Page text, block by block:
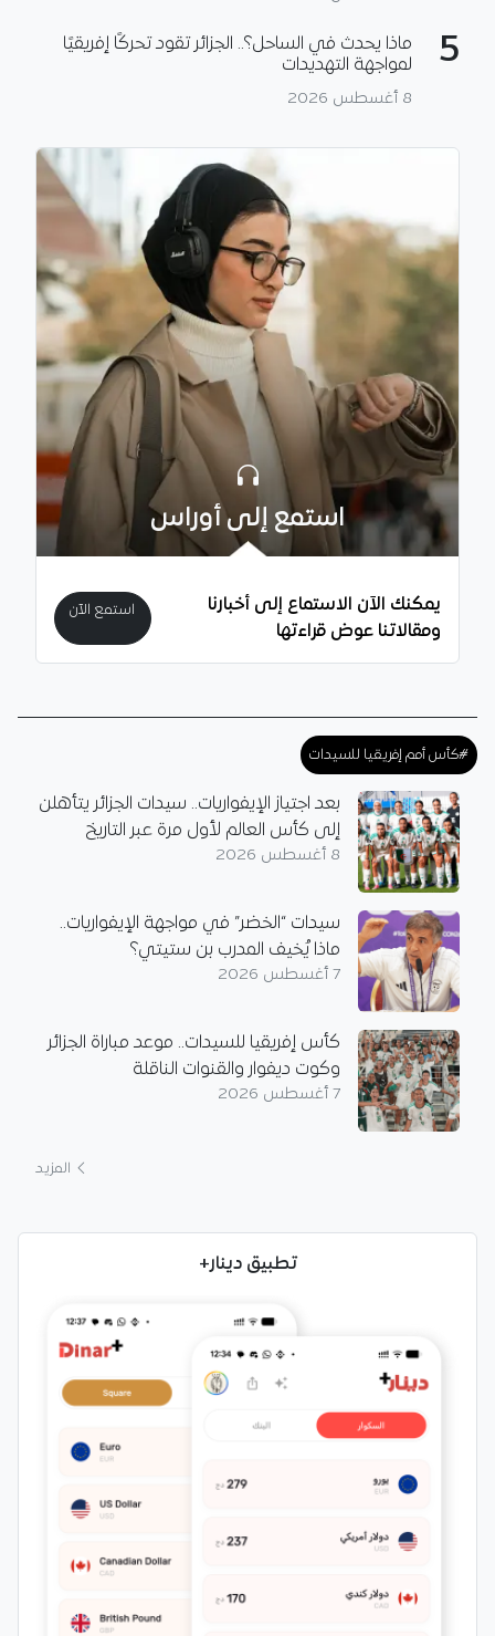
5
ماذا يحدث في الساحل؟.. الجزائر تقود تحركًا إفريقيًا
لمواجهة التهديدات
8 أغسطس 2026
استمع إلى أوراس
يمكنك الآن الاستماع إلى أخبارنا
ومقالاتنا عوض قراءتها
استمع الآن
#كأس أمم إفريقيا للسيدات
بعد اجتياز الإيفواريات.. سيدات الجزائر يتأهلن
إلى كأس العالم لأول مرة عبر التاريخ
8 أغسطس 2026
سيدات “الخضر” في مواجهة الإيفواريات..
ماذا يُخيف المدرب بن ستيتي؟
7 أغسطس 2026
كأس إفريقيا للسيدات.. موعد مباراة الجزائر
وكوت ديفوار والقنوات الناقلة
7 أغسطس 2026
المزيد
تطبيق دينار+